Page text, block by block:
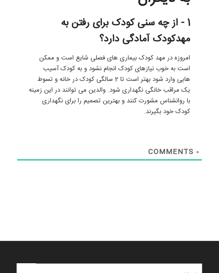
1 - از چه سنی کودک برای رفتن به
مهدکودک آمادگی دارد؟
امروزه در مهد کودک بیماری های فصلی شایع است و ممکن
است به خوب نیازهای کودک انجام نشود و به کودک آسیب
هایی وارد شود بهتر است تا 2 سالگی کودک در خانه و تسوط
یک مراقب خانگی نگهداری شود. والدین می توانند در این زمینه
با روانشناس مشورت کنند و بهترین تصمیم را برای نگهداری
کودک خود بگیرند.
0